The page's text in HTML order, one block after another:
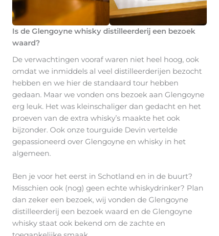
Is de Glengoyne whisky distilleerderij een bezoek
waard?
De verwachtingen vooraf waren niet heel hoog, ook
omdat we inmiddels al veel distilleerderijen bezocht
hebben en we hier de standaard tour hebben
gedaan. Maar we vonden ons bezoek aan Glengoyne
erg leuk. Het was kleinschaliger dan gedacht en het
proeven van de extra whisky’s maakte het ook
bijzonder. Ook onze tourguide Devin vertelde
gepassioneerd over Glengoyne en whisky in het
algemeen.
Ben je voor het eerst in Schotland en in de buurt?
Misschien ook (nog) geen echte whiskydrinker? Plan
dan zeker een bezoek, wij vonden de Glengoyne
distilleerderij een bezoek waard en de Glengoyne
whisky staat ook bekend om de zachte en